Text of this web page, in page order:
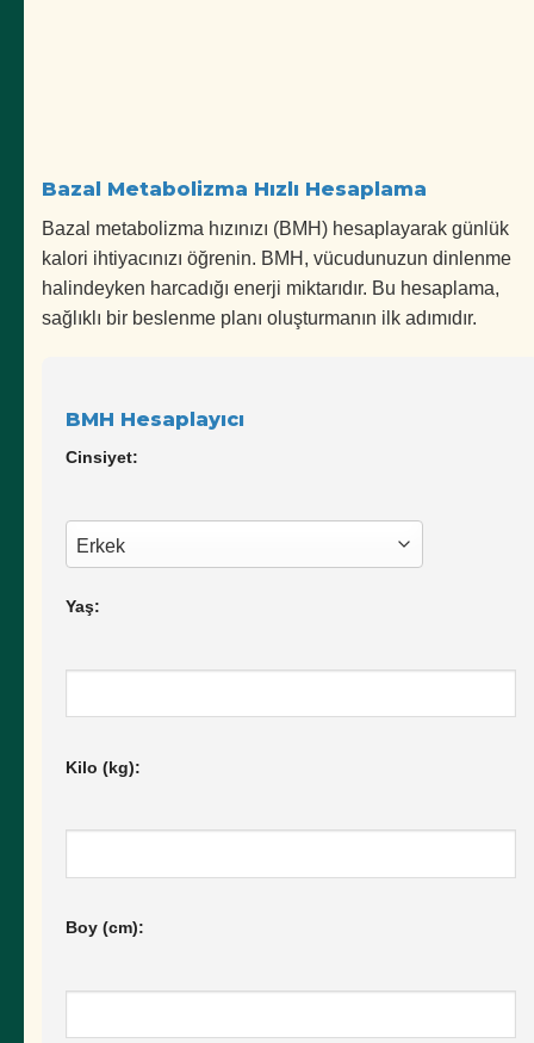
Bazal Metabolizma Hızlı Hesaplama
Bazal metabolizma hızınızı (BMH) hesaplayarak günlük
kalori ihtiyacınızı öğrenin. BMH, vücudunuzun dinlenme
halindeyken harcadığı enerji miktarıdır. Bu hesaplama,
sağlıklı bir beslenme planı oluşturmanın ilk adımıdır.
BMH Hesaplayıcı
Cinsiyet:
Yaş:
Kilo (kg):
Boy (cm):